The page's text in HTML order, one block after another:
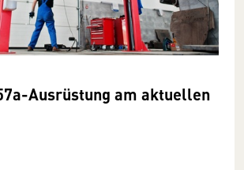
Ausrüstung am aktuellen